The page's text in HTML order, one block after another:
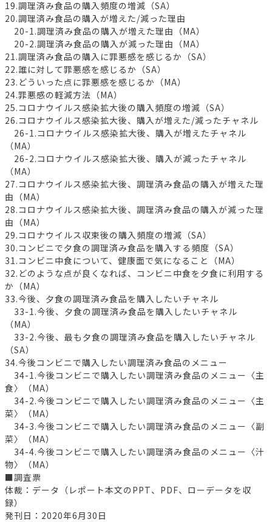
19.調理済み食品の購入頻度の増減（SA）
20.調理済み食品の購入が増えた/減った理由
20-1.調理済み食品の購入が増えた理由（MA）
20-2.調理済み食品の購入が減った理由（MA）
21.調理済み食品の購入に罪悪感を感じるか（SA）
22.誰に対して罪悪感を感じるか（SA）
23.どういった点に罪悪感を感じるか（MA）
24.罪悪感の軽減方法（MA）
25.コロナウイルス感染拡大後の購入頻度の増減（SA）
26.コロナウイルス感染拡大後、購入が増えた/減ったチャネル
26-1.コロナウイルス感染拡大後、購入が増えたチャネル
（MA）
26-2.コロナウイルス感染拡大後、購入が減ったチャネル
（MA）
27.コロナウイルス感染拡大後、調理済み食品の購入が増えた理
由（MA）
28.コロナウイルス感染拡大後、調理済み食品の購入が減った理
由（MA）
29.コロナウイルス収束後の購入頻度の増減（SA）
30.コンビニで夕食の調理済み食品を購入する頻度（SA）
31.コンビニ中食について、健康面で気になること（MA）
32.どのような点が良くなれば、コンビニ中食を夕食に利用する
か（MA）
33.今後、夕食の調理済み食品を購入したいチャネル
33-1.今後、夕食の調理済み食品を購入したいチャネル
（MA）
33-2.今後、最も夕食の調理済み食品を購入したいチャネル
（SA）
34.今後コンビニで購入したい調理済み食品のメニュー
34-1.今後コンビニで購入したい調理済み食品のメニュー〈主
食〉（MA）
34-2.今後コンビニで購入したい調理済み食品のメニュー〈主
菜〉（MA）
34-3.今後コンビニで購入したい調理済み食品のメニュー〈副
菜〉（MA）
34-4.今後コンビニで購入したい調理済み食品のメニュー〈汁
物〉（MA）
■調査票
体裁：データ（レポート本文のPPT、PDF、ローデータを収
録）
発刊日：2020年6月30日